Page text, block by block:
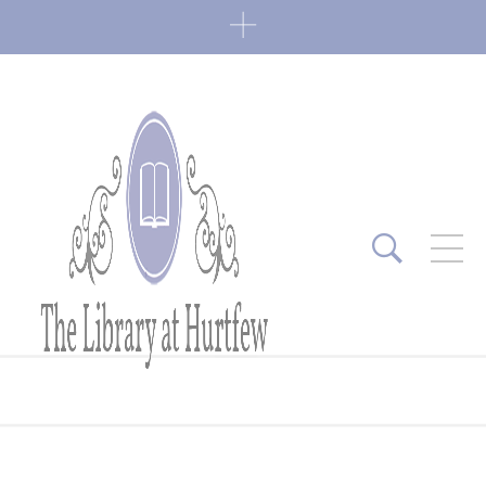
Fin de série 2022
7 janvier 2022 0 Comments
Lectures 2022
6 janvier 2022 0 Comments
Lectures 2021